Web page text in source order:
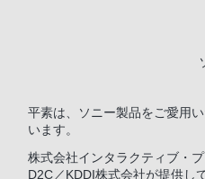
平素は、ソニー製品をご愛用
います。
株式会社インタラクティブ・
D2C／KDDI株式会社が提供し